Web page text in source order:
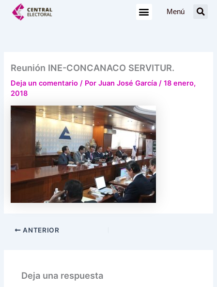
Menú
Reunión INE-CONCANACO SERVITUR.
Deja un comentario / PorJuan José García/18 enero,
2018
ANTERIOR
Deja una respuesta